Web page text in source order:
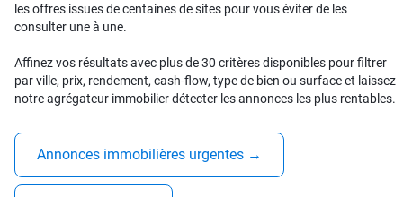
les offres issues de centaines de sites pour vous éviter de les
consulter une à une.
Affinez vos résultats avec plus de 30 critères disponibles pour filtrer
par ville, prix, rendement, cash-flow, type de bien ou surface et laissez
notre agrégateur immobilier détecter les annonces les plus rentables.
Annonces immobilières urgentes →